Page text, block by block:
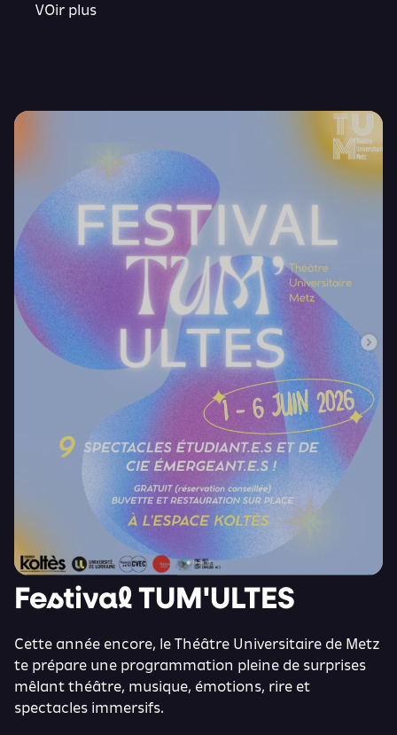
VOir plus
Festival TUM'ULTES
Cette année encore, le Théâtre Universitaire de Metz
te prépare une programmation pleine de surprises
mêlant théâtre, musique, émotions, rire et
spectacles immersifs.